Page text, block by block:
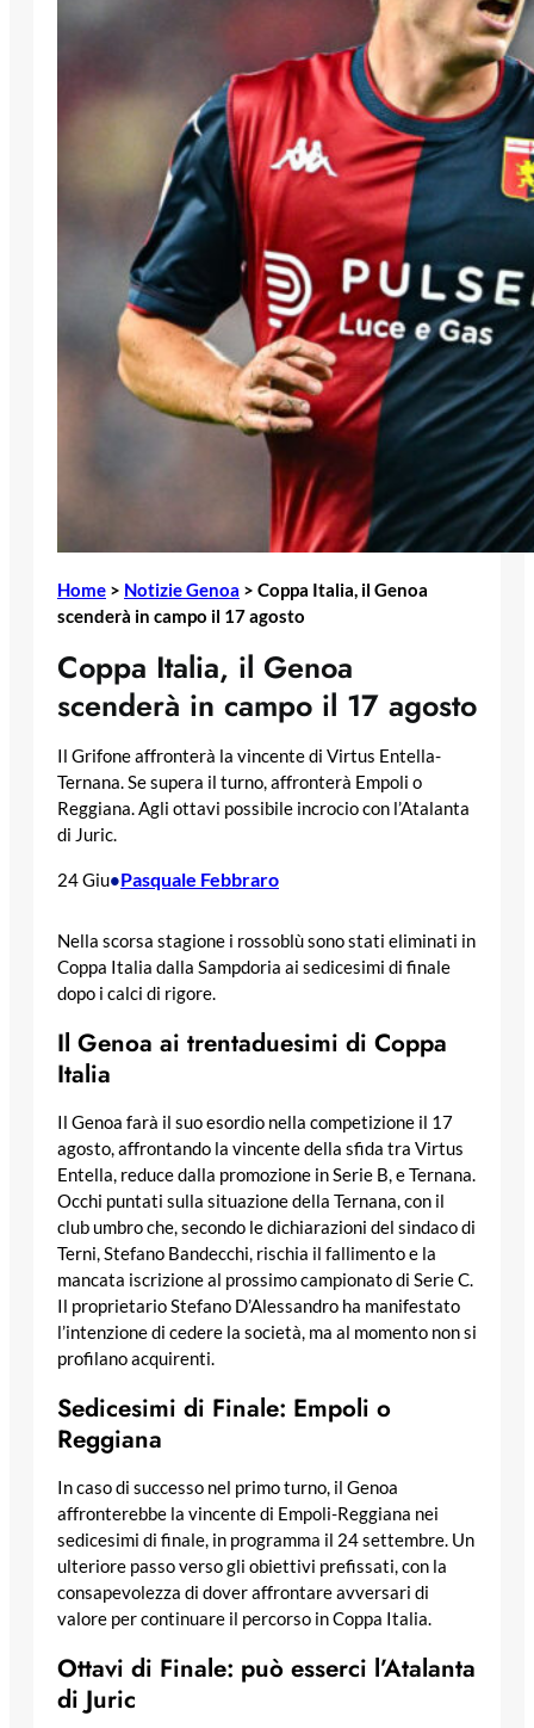
Home > Notizie Genoa > Coppa Italia, il Genoa
scenderà in campo il 17 agosto
Coppa Italia, il Genoa
scenderà in campo il 17 agosto
Il Grifone affronterà la vincente di Virtus Entella-
Ternana. Se supera il turno, affronterà Empoli o
Reggiana. Agli ottavi possibile incrocio con l’Atalanta
di Juric.
24 Giu•Pasquale Febbraro
Nella scorsa stagione i rossoblù sono stati eliminati in
Coppa Italia dalla Sampdoria ai sedicesimi di finale
dopo i calci di rigore.
Il Genoa ai trentaduesimi di Coppa
Italia
Il Genoa farà il suo esordio nella competizione il 17
agosto, affrontando la vincente della sfida tra Virtus
Entella, reduce dalla promozione in Serie B, e Ternana.
Occhi puntati sulla situazione della Ternana, con il
club umbro che, secondo le dichiarazioni del sindaco di
Terni, Stefano Bandecchi, rischia il fallimento e la
mancata iscrizione al prossimo campionato di Serie C.
Il proprietario Stefano D’Alessandro ha manifestato
l’intenzione di cedere la società, ma al momento non si
profilano acquirenti.
Sedicesimi di Finale: Empoli o
Reggiana
In caso di successo nel primo turno, il Genoa
affronterebbe la vincente di Empoli-Reggiana nei
sedicesimi di finale, in programma il 24 settembre. Un
ulteriore passo verso gli obiettivi prefissati, con la
consapevolezza di dover affrontare avversari di
valore per continuare il percorso in Coppa Italia.
Ottavi di Finale: può esserci l’Atalanta
di Juric